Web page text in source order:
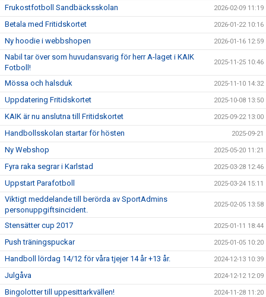
Frukostfotboll Sandbäcksskolan 2026-02-09 11:19
Betala med Fritidskortet 2026-01-22 10:16
Ny hoodie i webbshopen 2026-01-16 12:59
Nabil tar över som huvudansvarig för herr A-laget i KAIK
Fotboll!
2025-11-25 10:46
Mössa och halsduk 2025-11-10 14:32
Uppdatering Fritidskortet 2025-10-08 13:50
KAIK är nu anslutna till Fritidskortet 2025-09-22 13:00
Handbollsskolan startar för hösten 2025-09-21
Ny Webshop 2025-05-20 11:21
Fyra raka segrar i Karlstad 2025-03-28 12:46
Uppstart Parafotboll 2025-03-24 15:11
Viktigt meddelande till berörda av SportAdmins
personuppgiftsincident.
2025-02-05 13:58
Stensätter cup 2017 2025-01-11 18:44
Push träningspuckar 2025-01-05 10:20
Handboll lördag 14/12 för våra tjejer 14 år +13 år. 2024-12-13 10:39
Julgåva 2024-12-12 12:09
Bingolotter till uppesittarkvällen! 2024-11-28 11:20